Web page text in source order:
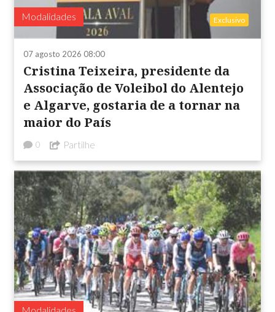
Modalidades Exclusivo
07 agosto 2026 08:00
Cristina Teixeira, presidente da
Associação de Voleibol do Alentejo
e Algarve, gostaria de a tornar na
maior do País
0 Partilhe